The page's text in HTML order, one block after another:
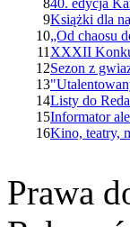
840. edycja
9Książki dla
10„Od chaosu
11 XXXII
12Sezon z
13
14Listy do
15Informator
16Kino, teatry,
Prawa